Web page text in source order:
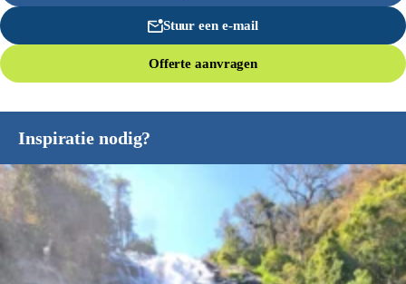
Stuur een e-mail
Offerte aanvragen
Inspiratie nodig?